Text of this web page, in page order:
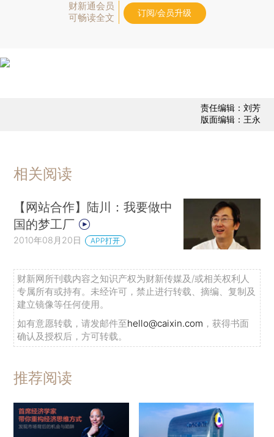
财新通会员
可畅读全文
订阅/会员升级
责任编辑：刘芳
版面编辑：王永
相关阅读
【网站合作】陆川：我要做中
国的梦工厂
2010年08月20日 APP打开
财新网所刊载内容之知识产权为财新传媒及/或相关权利人
专属所有或持有。未经许可，禁止进行转载、摘编、复制及
建立镜像等任何使用。
如有意愿转载，请发邮件至hello@caixin.com ，获得书面
确认及授权后，方可转载。
推荐阅读